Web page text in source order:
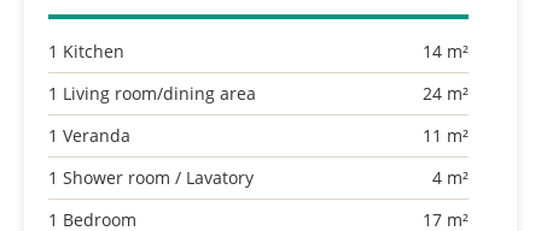
1 Kitchen
14 m²
1 Living room/dining area
24 m²
1 Veranda
11 m²
1 Shower room / Lavatory
4 m²
1 Bedroom
17 m²